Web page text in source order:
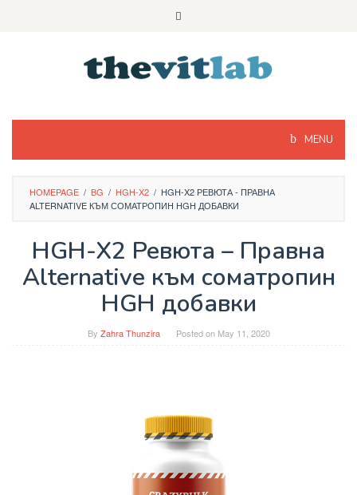
MENU
HOMEPAGE / BG / HGH-X2 / HGH-X2 РЕВЮТА - ПРАВНА
ALTERNATIVE КЪМ СОМАТРОПИН HGH ДОБАВКИ
HGH-X2 Ревюта – Правна
Alternative към соматропин
HGH добавки
By Zahra Thunzira Posted on May 11, 2020